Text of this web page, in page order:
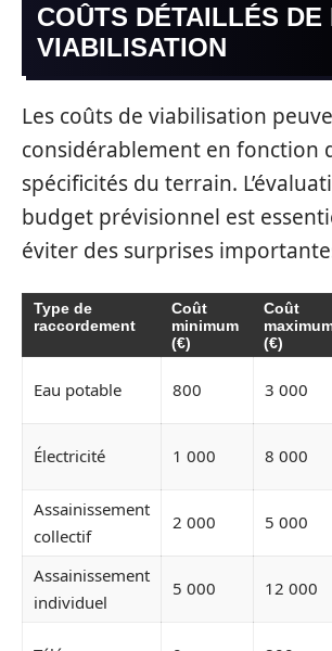
COÛTS DÉTAILLÉS DE
VIABILISATION
Les coûts de viabilisation
considérablement en fonction
spécificités du terrain.
budget prévisionnel est
éviter des surprises
Type de
raccordement
Coût
minimum
(€)
Coût
(€)
Eau potable 800 3 000
Électricité 1 000 8 000
Assainissement
collectif
2 000 5 000
Assainissement
individuel
5 000 12 000